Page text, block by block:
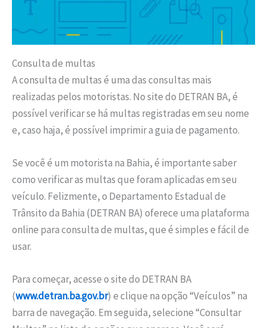
Consulta de multas
A consulta de multas é uma das consultas mais
realizadas pelos motoristas. No site do DETRAN BA, é
possível verificar se há multas registradas em seu nome
e, caso haja, é possível imprimir a guia de pagamento.
Se você é um motorista na Bahia, é importante saber
como verificar as multas que foram aplicadas em seu
veículo. Felizmente, o Departamento Estadual de
Trânsito da Bahia (DETRAN BA) oferece uma plataforma
online para consulta de multas, que é simples e fácil de
usar.
Para começar, acesse o site do DETRAN BA
(www.detran.ba.gov.br) e clique na opção “Veículos” na
barra de navegação. Em seguida, selecione “Consultar